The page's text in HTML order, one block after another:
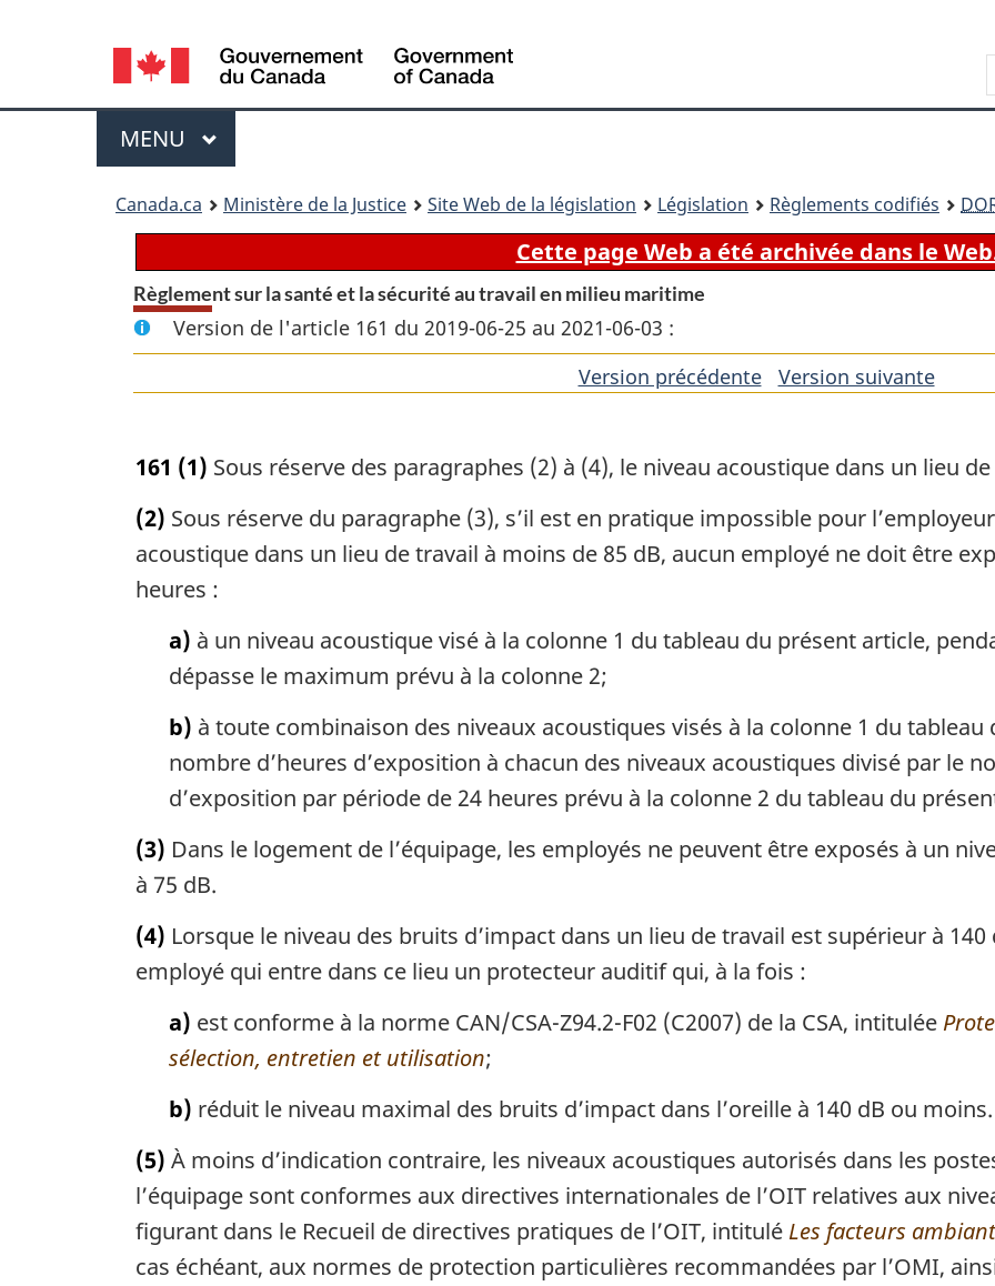
principal
À
site
version
Language
selection
Menu
MENU PRINCIPAL
Canada.ca Ministère de la Justice Site Web de la législation Législation Règlements codifiés
Cette page Web a été archivée dans le
Règlement sur la santé et la sécurité au travail en milieu maritime
Version de l'article 161 du 2019-06-25 au 2021-06-03 :
Version précédentedeVersion suivantede
161 (1) Sous réserve des paragraphes (2) à (4), le niveau acoustique dans un lieu
(2) Sous réserve du paragraphe (3), s’il est en pratique impossible pour
acoustique dans un lieu de travail à moins de 85 dB, aucun employé ne doit être
heures :
a) à un niveau acoustique visé à la colonne 1 du tableau du présent article,
dépasse le maximum prévu à la colonne 2;
b) à toute combinaison des niveaux acoustiques visés à la colonne 1 du
nombre d’heures d’exposition à chacun des niveaux acoustiques divisé par le
d’exposition par période de 24 heures prévu à la colonne 2 du tableau du
(3) Dans le logement de l’équipage, les employés ne peuvent être exposés à un
à 75 dB.
(4) Lorsque le niveau des bruits d’impact dans un lieu de travail est supérieur à
employé qui entre dans ce lieu un protecteur auditif qui, à la fois :
a) est conforme à la norme CAN/CSA-Z94.2-F02 (C2007) de la CSA, intitulée
sélection, entretien et utilisation;
b) réduit le niveau maximal des bruits d’impact dans l’oreille à 140 dB ou moins.
(5) À moins d’indication contraire, les niveaux acoustiques autorisés dans les
l’équipage sont conformes aux directives internationales de l’OIT relatives aux
figurant dans le Recueil de directives pratiques de l’OIT, intitulé Les facteurs
cas échéant, aux normes de protection particulières recommandées par l’OMI,